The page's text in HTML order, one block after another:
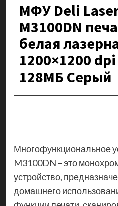
МФУ Deli
M3100DN
белая
1200×1200
128МБ Серый
Многофункциональное
M3100DN – это
устройство,
домашнего